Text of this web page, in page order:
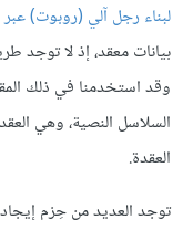
لبناء رجل آلي (روبوت)
بيانات معقد، إذ لا
وقد استخدمنا في ذلك
السلاسل النصية، وهي
العقدة.